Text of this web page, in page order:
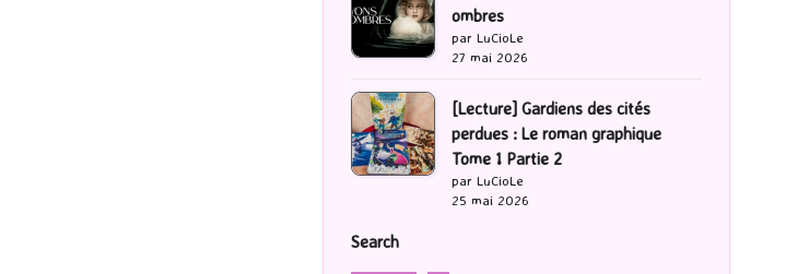
ombres
par LuCioLe
27 mai 2026
[Lecture] Gardiens des cités
perdues : Le roman graphique
Tome 1 Partie 2
par LuCioLe
25 mai 2026
Search